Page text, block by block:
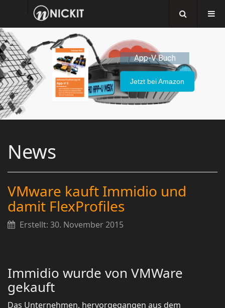
App-V Buch
Jetzt bei Amazon
News
VMware kauft Immidio und
damit FlexProfiles
Erstellt: 30. November 2015
Immidio wurde von VMWare
gekauft
Das Unternehmen, hervorgegangen aus dem